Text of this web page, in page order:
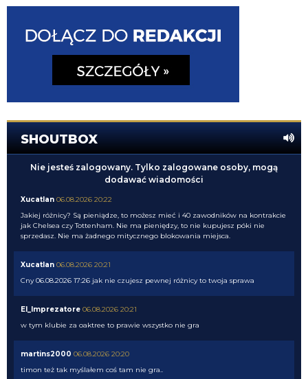
SHOUTBOX
Nie jesteś zalogowany. Tylko zalogowane osoby, mogą
dodawać wiadomości
Xucatlan 06.08.2026 20:22
Jakiej różnicy? Są pieniądze, to możesz mieć i 40 zawodników na kontrakcie
jak Chelsea czy Tottenham. Nie ma pieniędzy, to nie kupujesz póki nie
sprzedasz. Nie ma żadnego mitycznego blokowania miejsca.
Xucatlan 06.08.2026 20:21
Cny 06.08.2026 17:26 jak nie czujesz pewnej różnicy to twoja sprawa
El_Imprezatore 06.08.2026 20:21
w tym klubie za oaktree to prawie wszystko nie gra
martins2000 06.08.2026 20:20
timon też tak myślałem coś tam nie gra..